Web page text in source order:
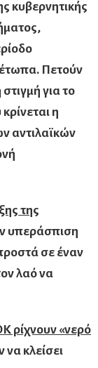
κυβερνητικής
Πετούν
για το
η
αντιλαϊκών
της
υπεράσπιση
σε έναν
λαό να
ρίχνουν «νερό
να κλείσει